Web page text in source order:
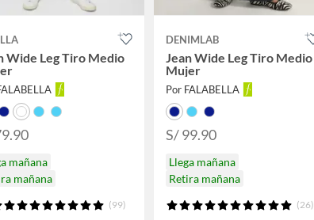
Wide Leg Tiro Medio
mañana
mañana
(99)
DENIMLAB
Jean Wide Leg Tiro Medio
Mujer
Por FALABELLA
S/ 99.90
Llega mañana
Retira mañana
(26)